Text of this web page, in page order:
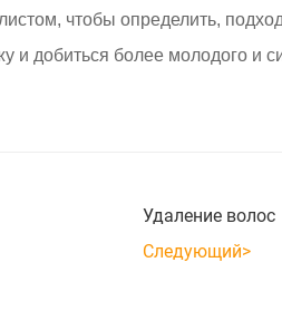
чтобы определить,
и добиться более молодого и
Удаление волос
Следующий>